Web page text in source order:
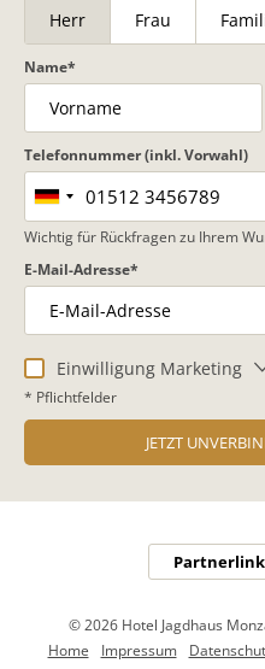
Herr Frau
Name
Telefonnummer (inkl. Vorwahl)
Wichtig für Rückfragen zu Ihrem
E-Mail-Adresse
Einwilligung Marketing
* Pflichtfelder
JETZT
© 2026 Hotel Jagdhaus
Home
Impressum